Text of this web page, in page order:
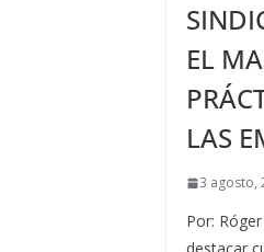
EL
LAS
3 agosto,
Por: